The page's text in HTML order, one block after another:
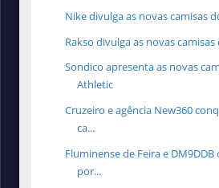
Nike divulga as novas camisas
Rakso divulga as novas
Sondico apresenta as novas
Athletic
Cruzeiro e agência New360
ca...
Fluminense de Feira e
por...